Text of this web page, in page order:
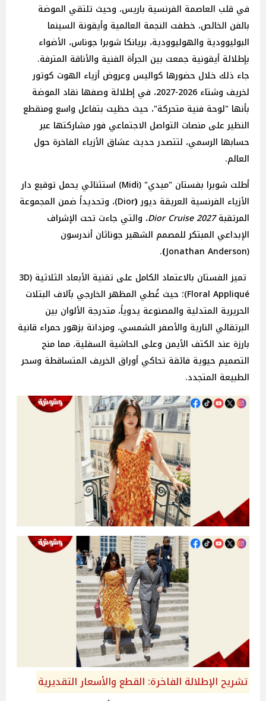
في قلب العاصمة الفرنسية باريس، وحيث تلتقي الموضة
بالفن الخالص، خطفت النجمة العالمية وأيقونة السينما
البوليوودية والهوليوودية، بريانكا شوبرا جوناس، الأضواء
بإطلالة أيقونية جمعت بين الجرأة الفنية والأناقة المترفة.
جاء ذلك خلال حضورها كواليس وعروض أزياء الهوت كوتور
لخريف وشتاء 2026-2027، في إطلالة وصفها نقاد الموضة
بأنها "لوحة فنية متحركة"، حيث حظيت بتفاعل واسع ومنقطع
النظير على منصات التواصل الاجتماعي فور مشاركتها عبر
حسابها الرسمي، لتتصدر حديث عشاق الأزياء الفاخرة حول
العالم.
أطلت شوبرا بفستان "ميدي" (Midi) استثنائي يحمل توقيع دار
الأزياء الفرنسية العريقة ديور(
Dior)، وتحديداً ضمن المجموعة
المرتقبةDior Cruise 2027، والتي جاءت تحت الإشراف
الإبداعي المبتكر للمصمم الشهير جوناثان أندرسون
(Jonathan Anderson
)
.
تميز الفستان بالاعتماد الكامل على تقنية الأبعاد الثلاثية (3D
Floral Appliqué)؛ حيث غُطي المظهر الخارجي بآلاف البتلات
الحريرية المتدلية والمصنوعة يدوياً، متدرجة الألوان بين
البرتقالي النارية والأصفر الشمسي، ومزدانة بزهور حمراء قانية
بارزة عند الكتف الأيمن وعلى الحاشية السفلية، مما منح
التصميم حيوية فائقة تحاكي أوراق الخريف المتساقطة وسحر
الطبيعة المتجدد.
تشريح الإطلالة الفاخرة: القطع والأسعار التقديرية